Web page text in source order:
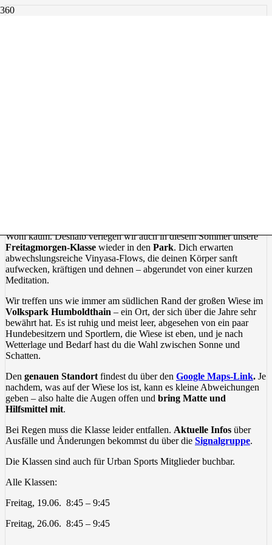
Wohl kaum. Deshalb verlegen wir auch in diesem Sommer unsere
Freitagmorgen-Klasse wieder in den Park. Dich erwarten
abwechslungsreiche Vinyasa-Flows, die deinen Körper sanft
aufwecken, kräftigen und dehnen – abgerundet von einer kurzen
Meditation.
Wir treffen uns wie immer am südlichen Rand der großen Wiese im
Volkspark Humboldthain – ein Ort, der sich über die Jahre sehr
bewährt hat. Es ist ruhig und meist leer, abgesehen von ein paar
Hundebesitzern und Sportlern, die Wiese ist eben, und je nach
Wetterlage und Bedarf hast du die Wahl zwischen Sonne und
Schatten.
Den genauen Standort findest du über den Google Maps-Link. Je
nachdem, was auf der Wiese los ist, kann es kleine Abweichungen
geben – also halte die Augen offen und bring Matte und
Hilfsmittel mit.
Bei Regen muss die Klasse leider entfallen. Aktuelle Infos über
Ausfälle und Änderungen bekommst du über die Signalgruppe.
Die Klassen sind auch für Urban Sports Mitglieder buchbar.
Alle Klassen:
Freitag, 19.06. 8:45 – 9:45
Freitag, 26.06. 8:45 – 9:45